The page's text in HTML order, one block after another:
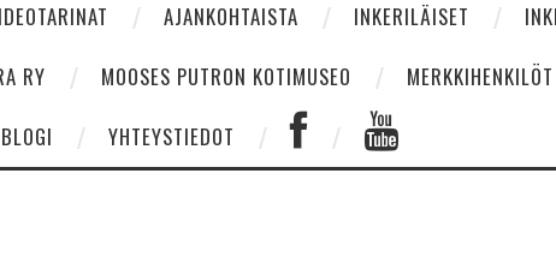
AJANKOHTAISTA INKERILÄISET
RY
MOOSES PUTRON KOTIMUSEO MERKKIHENKILÖT
BLOGI YHTEYSTIEDOT